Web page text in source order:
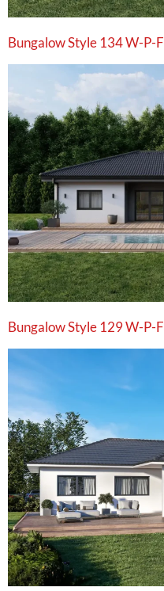
Bungalow Style 134 W-P-F
Bungalow Style 129 W-P-F